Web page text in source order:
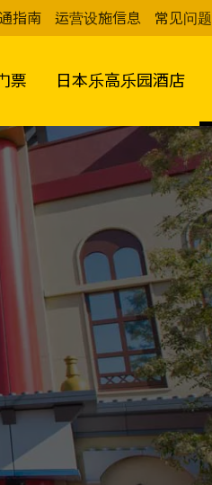
指南 运营设施信息 常见问题
票 日本乐高乐园酒店